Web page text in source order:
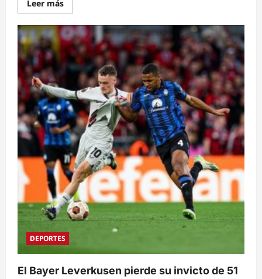
Leer másRead
more
El
Atalanta
logra
su
primer
título
internacional
DEPORTES
El Bayer Leverkusen pierde su invicto de 51